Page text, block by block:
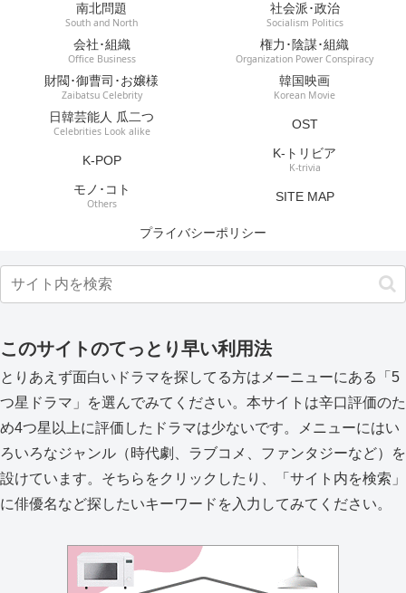
南北問題
South and North
社会派･政治
Socialism Politics
会社･組織
Office Business
権力･陰謀･組織
Organization Power Conspiracy
財閥･御曹司･お嬢様
Zaibatsu Celebrity
韓国映画
Korean Movie
日韓芸能人 瓜二つ
Celebrities Look alike OST
K-POP K-トリビア
K-trivia
モノ･コト
Others SITE MAP
プライバシーポリシー
このサイトのてっとり早い利用法
とりあえず面白いドラマを探してる方はメーニューにある「5
つ星ドラマ」を選んでみてください。本サイトは辛口評価のた
め4つ星以上に評価したドラマは少ないです。メニューにはい
ろいろなジャンル（時代劇、ラブコメ、ファンタジーなど）を
設けています。そちらをクリックしたり、「サイト内を検索」
に俳優名など探したいキーワードを入力してみてください。